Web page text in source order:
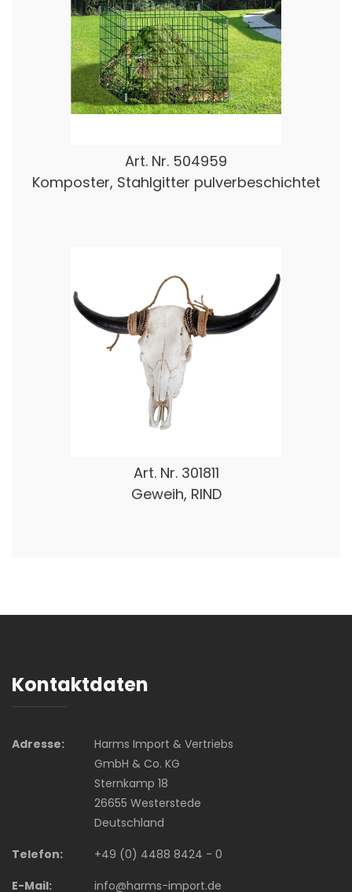
Art. Nr. 504959
Komposter, Stahlgitter pulverbeschichtet
Art. Nr. 301811
Geweih, RIND
Kontaktdaten
Adresse:
Harms Import & Vertriebs
GmbH & Co. KG
Sternkamp 18
26655 Westerstede
Deutschland
Telefon:
+49 (0) 4488 8424 - 0
E-Mail:
info@harms-import.de